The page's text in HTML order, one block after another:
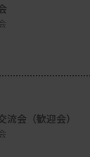
1日号に掲
会（歓迎会）